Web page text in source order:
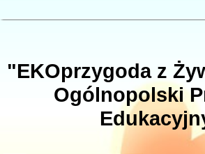
"EKOprzygoda z
Ogólnopolski